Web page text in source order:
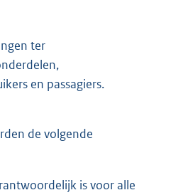
ter
en passagiers.
de volgende
is voor alle